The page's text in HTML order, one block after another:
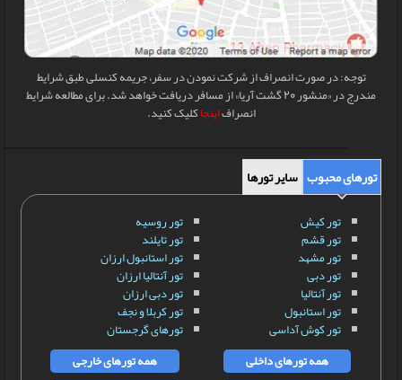
توجه: در صورت انصراف از شرکت نمودن در سفر، جریمه کنسلی طبق شرایط
مندرج در «منشور 20 گشت آریا» از مسافر دریافت خواهد شد. برای مطالعه شرایط
انصرافاینجاکلیک کنید.
تورهای محبوب سایر تورها
تور کیش
تور قشم
تور مشهد
تور دبی
تور آنتالیا
تور استانبول
تور کوش آداسی
تور روسیه
تور تایلند
تور استانبول ارزان
تور آنتالیا ارزان
تور دبی ارزان
تور کربلا و نجف
تورهای گرجستان
همه تورهای داخلی
همه تورهای خارجی